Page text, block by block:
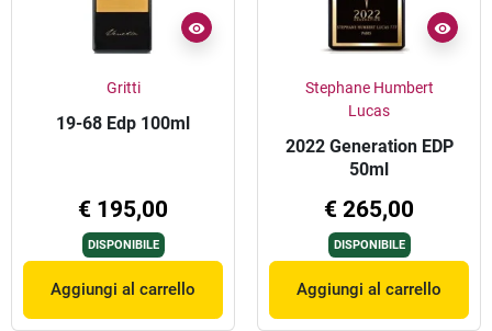
Gritti
19-68 Edp 100ml
€ 195,00
DISPONIBILE
Aggiungi al carrello
Stephane Humbert
Lucas
2022 Generation EDP
50ml
€ 265,00
DISPONIBILE
Aggiungi al carrello